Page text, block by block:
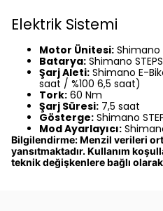
Elektrik Sistemi
Motor Ünitesi: Shimano
Batarya: Shimano
Şarj Aleti: Shimano E-
saat / %100 6,5 saat)
Tork: 60 Nm
Şarj Süresi: 7,5 saat
Gösterge: Shimano
Mod Ayarlayıcı:
Bilgilendirme: Menzil verileri
yansıtmaktadır. Kullanım
teknik değişkenlere bağlı